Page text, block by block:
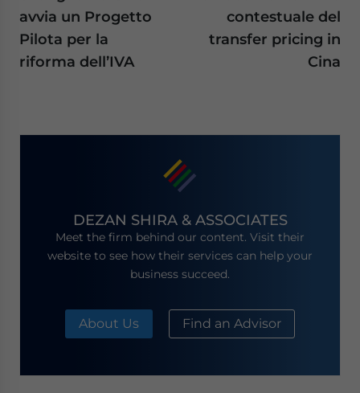
avvia un Progetto
Pilota per la
riforma dell’IVA
contestuale del
transfer pricing in
Cina
DEZAN SHIRA & ASSOCIATES
Meet the firm behind our content. Visit their
website to see how their services can help your
business succeed.
About Us Find an Advisor